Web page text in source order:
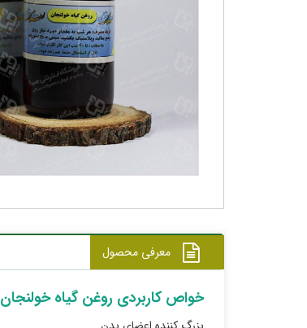
معرفی محصول
خواص کاربردی روغن گیاه خولنجان